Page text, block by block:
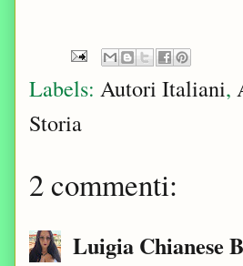
Labels: Autori Italiani,
Storia
2 commenti:
Luigia Chianese